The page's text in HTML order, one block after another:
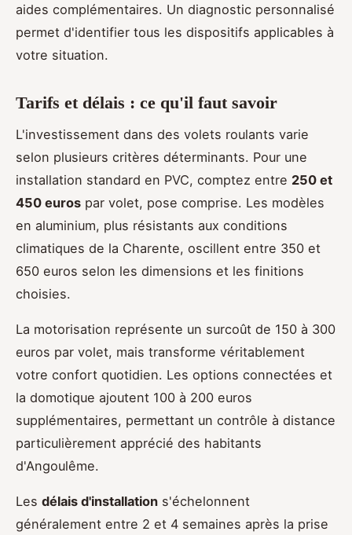
aides complémentaires. Un diagnostic personnalisé
permet d'identifier tous les dispositifs applicables à
votre situation.
Tarifs et délais : ce qu'il faut savoir
L'investissement dans des volets roulants varie
selon plusieurs critères déterminants. Pour une
installation standard en PVC, comptez entre 250 et
450 euros par volet, pose comprise. Les modèles
en aluminium, plus résistants aux conditions
climatiques de la Charente, oscillent entre 350 et
650 euros selon les dimensions et les finitions
choisies.
La motorisation représente un surcoût de 150 à 300
euros par volet, mais transforme véritablement
votre confort quotidien. Les options connectées et
la domotique ajoutent 100 à 200 euros
supplémentaires, permettant un contrôle à distance
particulièrement apprécié des habitants
d'Angoulême.
Les délais d'installation s'échelonnent
généralement entre 2 et 4 semaines après la prise